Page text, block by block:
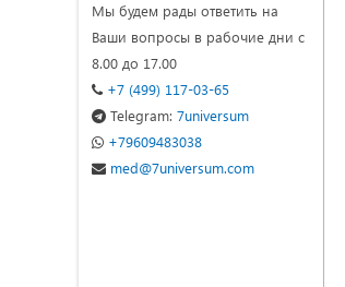
Мы будем рады ответить на
Ваши вопросы в рабочие дни с
8.00 до 17.00
+7 (499) 117-03-65
Telegram: 7universum
+79609483038
med@7universum.com